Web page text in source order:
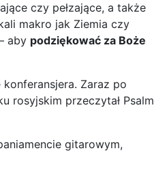
czy pełzające, a także
makro jak Ziemia czy
aby podziękować za Boże
Zaraz po
rosyjskim przeczytał Psalm
gitarowym,